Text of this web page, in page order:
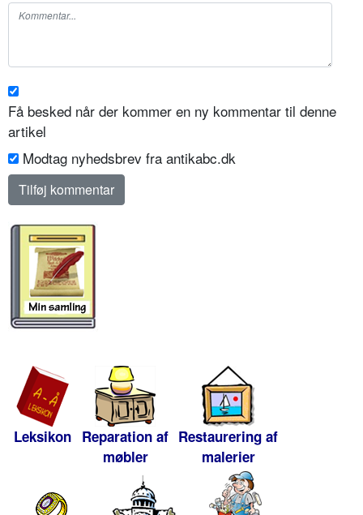
Få besked når der kommer en ny kommentar til denne
artikel
Modtag nyhedsbrev fra antikabc.dk
Leksikon Reparation af
møbler
Restaurering af
malerier